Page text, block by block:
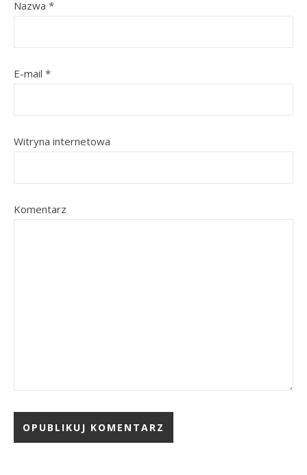
Nazwa *
E-mail *
Witryna internetowa
Komentarz